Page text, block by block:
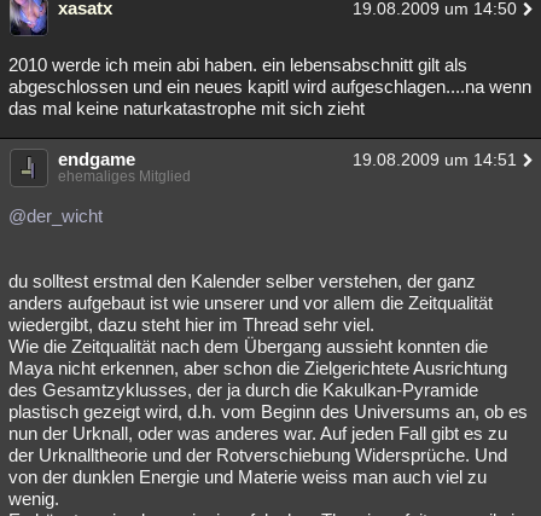
xasatx 19.08.2009 um 14:50
2010 werde ich mein abi haben. ein lebensabschnitt gilt als
abgeschlossen und ein neues kapitl wird aufgeschlagen....na wenn
das mal keine naturkatastrophe mit sich zieht
endgame 19.08.2009 um 14:51
ehemaliges Mitglied
@der_wicht
du solltest erstmal den Kalender selber verstehen, der ganz
anders aufgebaut ist wie unserer und vor allem die Zeitqualität
wiedergibt, dazu steht hier im Thread sehr viel.
Wie die Zeitqualität nach dem Übergang aussieht konnten die
Maya nicht erkennen, aber schon die Zielgerichtete Ausrichtung
des Gesamtzyklusses, der ja durch die Kakulkan-Pyramide
plastisch gezeigt wird, d.h. vom Beginn des Universums an, ob es
nun der Urknall, oder was anderes war. Auf jeden Fall gibt es zu
der Urknalltheorie und der Rotverschiebung Widersprüche. Und
von der dunklen Energie und Materie weiss man auch viel zu
wenig.